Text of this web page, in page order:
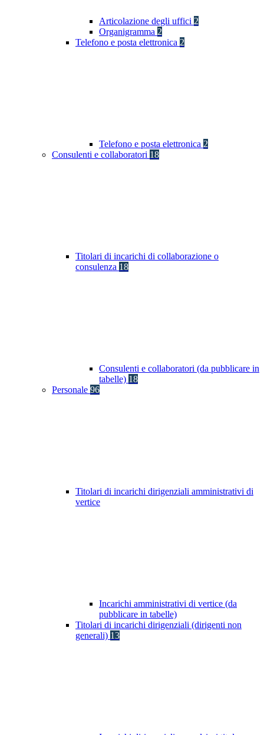
Articolazione degli uffici 2
Organigramma 2
Telefono e posta elettronica 2
Telefono e posta elettronica 2
Consulenti e collaboratori 18
Titolari di incarichi di collaborazione o
consulenza 18
Consulenti e collaboratori (da pubblicare in
tabelle) 18
Personale 96
Titolari di incarichi dirigenziali amministrativi di
vertice
Incarichi amministrativi di vertice (da
pubblicare in tabelle)
Titolari di incarichi dirigenziali (dirigenti non
generali) 13